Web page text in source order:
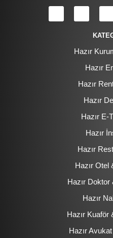
Hazır
Hazır
Hazır
Hazır
Hazır E-
Hazır
Hazır
Hazır Otel
Hazır
Hazır
Hazır Kuaför
Hazır